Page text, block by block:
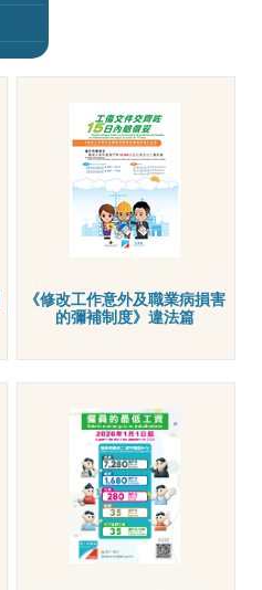
《修改工作意外及職業病損害
的彌補制度》違法篇